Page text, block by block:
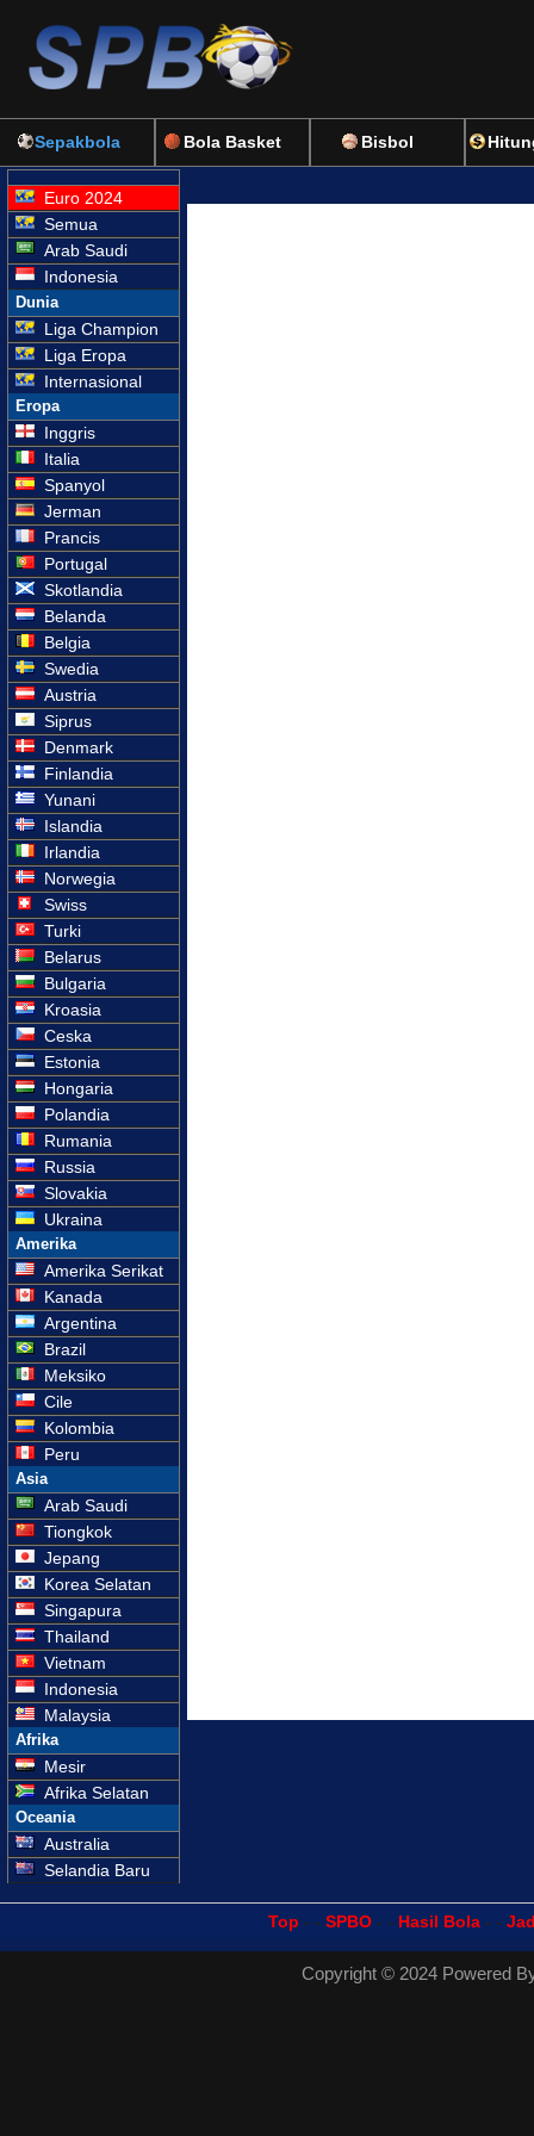
Sepakbola Bola Basket Bisbol
Euro 2024
Semua
Arab Saudi
Indonesia
Dunia
Liga Champion
Liga Eropa
Internasional
Eropa
Inggris
Italia
Spanyol
Jerman
Prancis
Portugal
Skotlandia
Belanda
Belgia
Swedia
Austria
Siprus
Denmark
Finlandia
Yunani
Islandia
Irlandia
Norwegia
Swiss
Turki
Belarus
Bulgaria
Kroasia
Ceska
Estonia
Hongaria
Polandia
Rumania
Russia
Slovakia
Ukraina
Amerika
Amerika Serikat
Kanada
Argentina
Brazil
Meksiko
Cile
Kolombia
Peru
Asia
Arab Saudi
Tiongkok
Jepang
Korea Selatan
Singapura
Thailand
Vietnam
Indonesia
Malaysia
Afrika
Mesir
Afrika Selatan
Oceania
Australia
Selandia Baru
Top - - SPBO- - Hasil Bola- -
Copyright © 2024 Powered